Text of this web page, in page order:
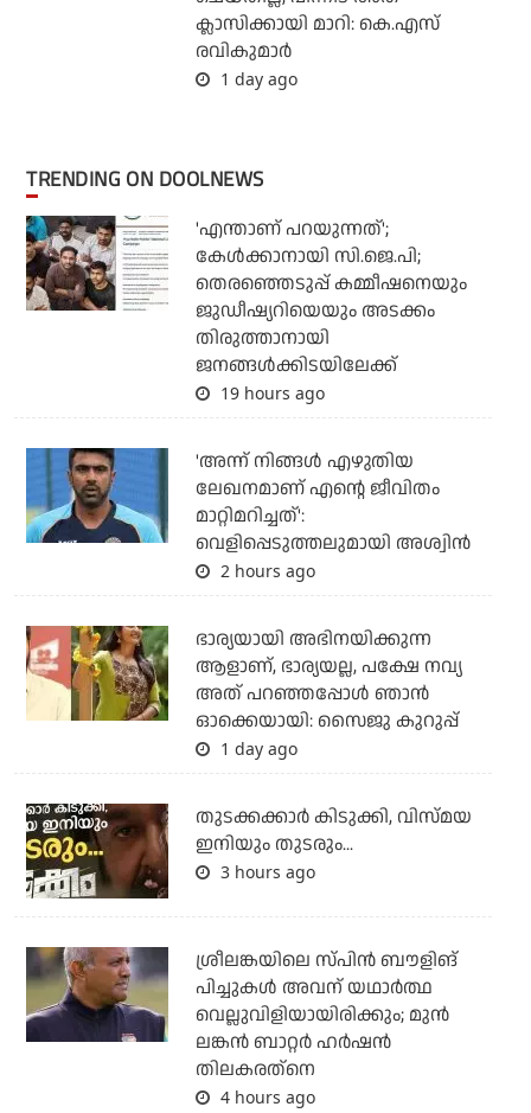
ക്ലാസിക്കായി മാറി: കെ.എസ്
രവികുമാര്‍
1 day ago
TRENDING ON DOOLNEWS
'എന്താണ് പറയുന്നത്';
കേള്‍ക്കാനായി സി.ജെ.പി;
തെരഞ്ഞെടുപ്പ് കമ്മീഷനെയും
ജുഡീഷ്യറിയെയും അടക്കം
തിരുത്താനായി
ജനങ്ങള്‍ക്കിടയിലേക്ക്
19 hours ago
'അന്ന് നിങ്ങള്‍ എഴുതിയ
ലേഖനമാണ് എന്റെ ജീവിതം
മാറ്റിമറിച്ചത്':
വെളിപ്പെടുത്തലുമായി അശ്വിന്‍
2 hours ago
ഭാര്യയായി അഭിനയിക്കുന്ന
ആളാണ്, ഭാര്യയല്ല, പക്ഷേ നവ്യ
അത് പറഞ്ഞപ്പോള്‍ ഞാന്‍
ഓക്കെയായി: സൈജു കുറുപ്പ്
1 day ago
തുടക്കക്കാര്‍ കിടുക്കി, വിസ്മയ
ഇനിയും തുടരും...
3 hours ago
ശ്രീലങ്കയിലെ സ്പിന്‍ ബൗളിങ്
പിച്ചുകള്‍ അവന് യഥാര്‍ത്ഥ
വെല്ലുവിളിയായിരിക്കും; മുന്‍
ലങ്കന്‍ ബാറ്റര്‍ ഹര്‍ഷന്‍
തിലകരത്‌നെ
4 hours ago